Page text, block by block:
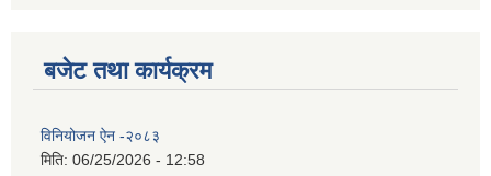
बजेट तथा कार्यक्रम
विनियोजन ऐन -२०८३
मिति: 06/25/2026 - 12:58